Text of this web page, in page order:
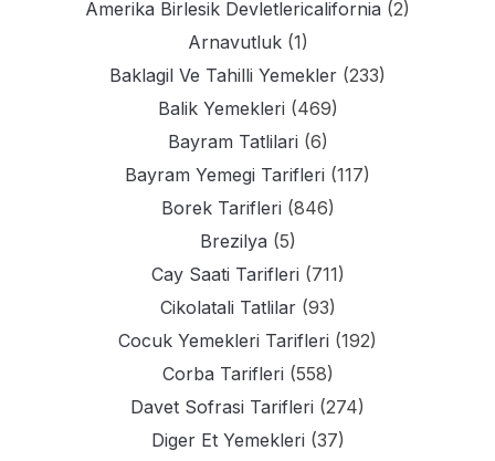
Amerika Birlesik Devletlericalifornia (2)
Arnavutluk(1)
Baklagil Ve Tahilli Yemekler (233)
Balik Yemekleri (469)
Bayram Tatlilari (6)
Bayram Yemegi Tarifleri (117)
Borek Tarifleri (846)
Brezilya (5)
Cay Saati Tarifleri (711)
Cikolatali Tatlilar(93)
Cocuk Yemekleri Tarifleri (192)
Corba Tarifleri (558)
Davet Sofrasi Tarifleri (274)
Diger Et Yemekleri (37)